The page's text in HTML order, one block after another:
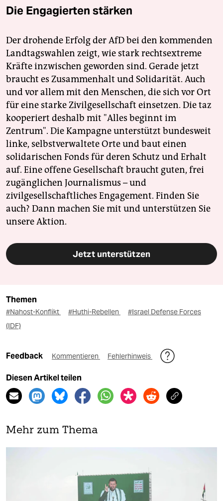
Die Engagierten stärken
Der drohende Erfolg der AfD bei den kommenden
Landtagswahlen zeigt, wie stark rechtsextreme
Kräfte inzwischen geworden sind. Gerade jetzt
braucht es Zusammenhalt und Solidarität. Auch
und vor allem mit den Menschen, die sich vor Ort
für eine starke Zivilgesellschaft einsetzen. Die taz
kooperiert deshalb mit "Alles beginnt im
Zentrum". Die Kampagne unterstützt bundesweit
linke, selbstverwaltete Orte und baut einen
solidarischen Fonds für deren Schutz und Erhalt
auf. Eine offene Gesellschaft braucht guten, frei
zugänglichen Journalismus – und
zivilgesellschaftliches Engagement. Finden Sie
auch? Dann machen Sie mit und unterstützen Sie
unsere Aktion.
Jetzt unterstützen
Themen
#Nahost-Konflikt #Huthi-Rebellen
#Israel Defense Forces
(IDF)
Feedback Kommentieren Fehlerhinweis
Diesen Artikel teilen
Mehr zum Thema